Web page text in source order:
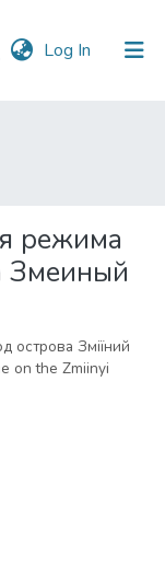
Log In (current)
режима
Змеиный
острова Зміїний
on the Zmiinyi